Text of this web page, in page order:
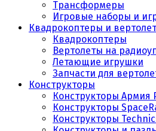
Трансформеры
Игровые наборы и
Квадрокоптеры и
Квадрокоптеры
Вертолеты на
Летающие игрушки
Запчасти для
Конструкторы
Конструкторы Армия
Конструкторы
Конструкторы